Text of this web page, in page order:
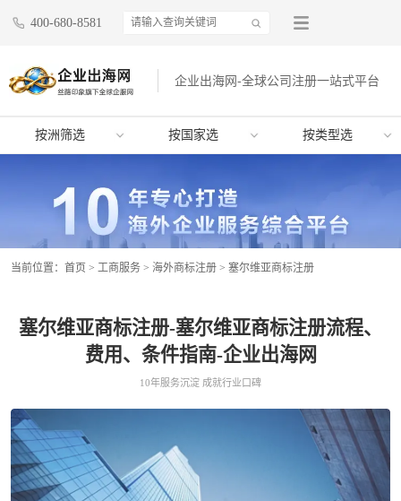
400-680-8581
企业出海网-全球公司注册一站式平台
按洲筛选 按国家选 按类型选
当前位置： 首页 > 工商服务 > 海外商标注册 > 塞尔维亚商标注册
塞尔维亚商标注册-塞尔维亚商标注册流程、
费用、条件指南-企业出海网
10年服务沉淀 成就行业口碑